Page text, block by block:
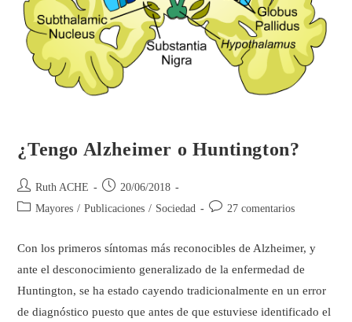
¿Tengo Alzheimer o Huntington?
Ruth ACHE
20/06/2018
Mayores / Publicaciones / Sociedad 27 comentarios
Con los primeros síntomas más reconocibles de Alzheimer, y
ante el desconocimiento generalizado de la enfermedad de
Huntington, se ha estado cayendo tradicionalmente en un error
de diagnóstico puesto que antes de que estuviese identificado el